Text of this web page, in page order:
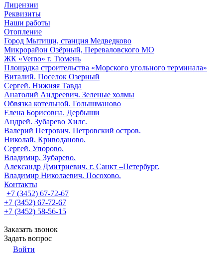
Лицензии
Реквизиты
Наши работы
Отопление
Город Мытищи, станция Медведково
Микрорайон Озёрный, Переваловского МО
ЖК «Verno» г. Тюмень
Площадка строительства «Морского угольного терминала»
Виталий. Поселок Озерный
Сергей. Нижняя Тавда
Анатолий Андреевич. Зеленые холмы
Обвязка котельной. Голышманово
Елена Борисовна. Дербыши
Андрей. Зубарево Хилс.
Валерий Петрович. Петровский остров.
Николай. Криводаново.
Сергей. Упорово.
Владимир. Зубарево.
Александр Дмитриевич. г. Санкт –Петербург.
Владимир Николаевич. Посохово.
Контакты
+7 (3452) 67-72-67
+7 (3452) 67-72-67
+7 (3452) 58-56-15
Заказать звонок
Задать вопрос
Войти